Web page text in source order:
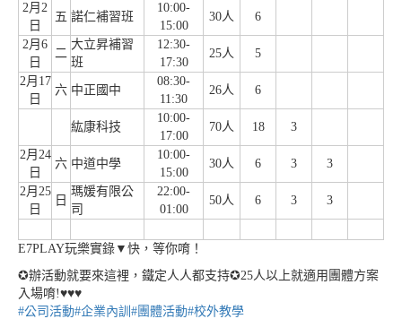
2月2
日
五 諾仁補習班
10:00-
15:00
30人 6
2月6
日
二
大立昇補習
班
12:30-
17:30
25人 5
2月17
日
六 中正國中
08:30-
11:30
26人 6
紘康科技
10:00-
17:00
70人 18 3
2月24
日
六 中道中學
10:00-
15:00
30人 6 3 3
2月25
日
日
瑪媛有限公
司
22:00-
01:00
50人 6 3 3
E7PLAY玩樂實錄▼快，等你唷！
✪辦活動就要來這裡，鐵定人人都支持✪25人以上就適用團體方案
入場唷!♥♥♥
#公司活動#企業內訓 #團體活動#校外教學